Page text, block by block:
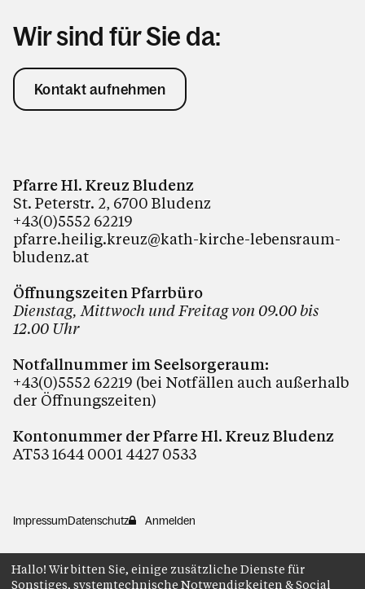
Wir sind für Sie da:
Kontakt aufnehmen
Pfarre Hl. Kreuz Bludenz
St. Peterstr. 2, 6700 Bludenz
+43(0)5552 62219
pfarre.heilig.kreuz@kath-kirche-lebensraum-
bludenz.at
Öffnungszeiten Pfarrbüro
Dienstag, Mittwoch und Freitag von 09.00 bis
12.00 Uhr
Notfallnummer im Seelsorgeraum:
+43(0)5552 62219 (bei Notfällen auch außerhalb
der Öffnungszeiten)
Kontonummer der Pfarre Hl. Kreuz Bludenz
AT53 1644 0001 4427 0533
ImpressumDatenschutz Anmelden
Hallo! Wir bitten Sie, einige zusätzliche Dienste für
Sonstiges, systemtechnische Notwendigkeiten & Social